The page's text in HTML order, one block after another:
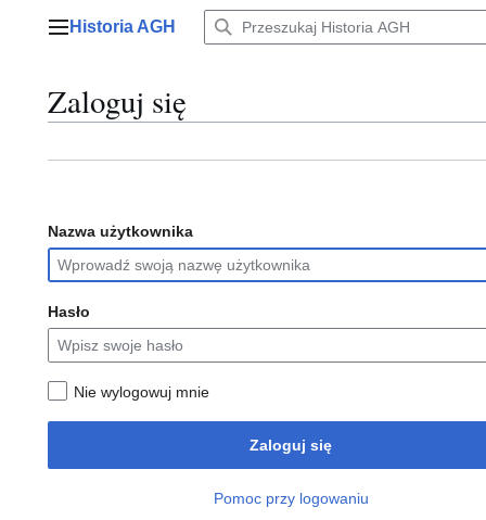
Menu główne
Historia AGH
Zaloguj się
Nazwa użytkownika
Hasło
Nie wylogowuj mnie
Zaloguj się
Pomoc przy logowaniu